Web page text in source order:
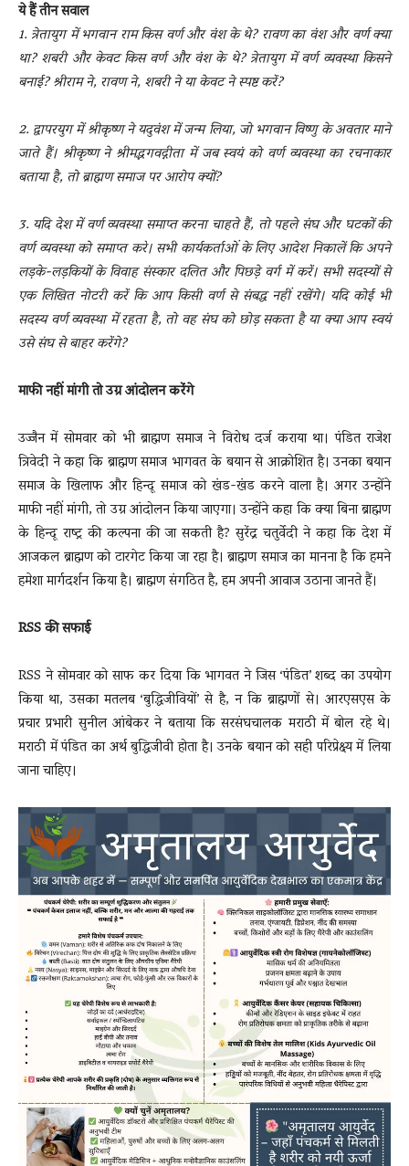
ये हैं तीन सवाल
1. त्रेतायुग में भगवान राम किस वर्ण और वंश के थे? रावण का वंश और वर्ण क्या
था? शबरी और केवट किस वर्ण और वंश के थे? त्रेतायुग में वर्ण व्यवस्था किसने
बनाई? श्रीराम ने, रावण ने, शबरी ने या केवट ने स्पष्ट करें?
2. द्वापरयुग में श्रीकृष्ण ने यदुवंश में जन्म लिया, जो भगवान विष्णु के अवतार माने
जाते हैं। श्रीकृष्ण ने श्रीमद्भगवद्गीता में जब स्वयं को वर्ण व्यवस्था का रचनाकार
बताया है, तो ब्राह्मण समाज पर आरोप क्यों?
3. यदि देश में वर्ण व्यवस्था समाप्त करना चाहते हैं, तो पहले संघ और घटकों की
वर्ण व्यवस्था को समाप्त करे। सभी कार्यकर्ताओं के लिए आदेश निकालें कि अपने
लड़के-लड़कियों के विवाह संस्कार दलित और पिछड़े वर्ग में करें। सभी सदस्यों से
एक लिखित नोटरी करें कि आप किसी वर्ण से संबद्ध नहीं रखेंगे। यदि कोई भी
सदस्य वर्ण व्यवस्था में रहता है, तो वह संघ को छोड़ सकता है या क्या आप स्वयं
उसे संघ से बाहर करेंगे?
माफी नहीं मांगी तो उग्र आंदोलन करेंगे
उज्जैन में सोमवार को भी ब्राह्मण समाज ने विरोध दर्ज कराया था। पंडित राजेश
त्रिवेदी ने कहा कि ब्राह्मण समाज भागवत के बयान से आक्रोशित है। उनका बयान
समाज के खिलाफ और हिन्दू समाज को खंड-खंड करने वाला है। अगर उन्होंने
माफी नहीं मांगी, तो उग्र आंदोलन किया जाएगा। उन्होंने कहा कि क्या बिना ब्राह्मण
के हिन्दू राष्ट्र की कल्पना की जा सकती है? सुरेंद्र चतुर्वेदी ने कहा कि देश में
आजकल ब्राह्मण को टारगेट किया जा रहा है। ब्राह्मण समाज का मानना है कि हमने
हमेशा मार्गदर्शन किया है। ब्राह्मण संगठित है, हम अपनी आवाज उठाना जानते हैं।
RSS की सफाई
RSS ने सोमवार को साफ कर दिया कि भागवत ने जिस ‘पंडित’ शब्द का उपयोग
किया था, उसका मतलब ‘बुद्धिजीवियों’ से है, न कि ब्राह्मणों से। आरएसएस के
प्रचार प्रभारी सुनील आंबेकर ने बताया कि सरसंघचालक मराठी में बोल रहे थे।
मराठी में पंडित का अर्थ बुद्धिजीवी होता है। उनके बयान को सही परिप्रेक्ष्य में लिया
जाना चाहिए।